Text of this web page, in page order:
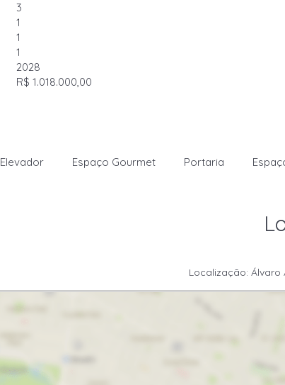
3
1
1
1
2028
R$ 1.018.000,00
Elevador Espaço Gourmet Portaria
Localização: